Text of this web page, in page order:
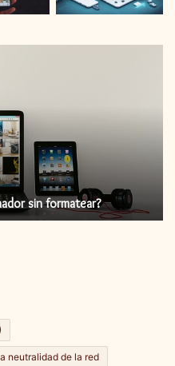
sin formatear?
neutralidad de la red